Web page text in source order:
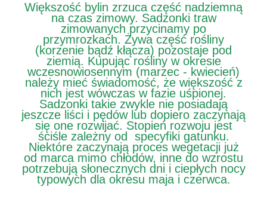
Większość bylin zrzuca część nadziemną
na czas zimowy. Sadzonki traw
zimowanych przycinamy po
przymrozkach. Żywa część rośliny
(korzenie bądź kłącza) pozostaje pod
ziemią. Kupując rośliny w okresie
wczesnowiosennym (marzec - kwiecień)
należy mieć świadomość, że większość z
nich jest wówczas w fazie uśpionej.
Sadzonki takie zwykle nie posiadają
jeszcze liści i pędów lub dopiero zaczynają
się one rozwijać. Stopień rozwoju jest
ściśle zależny od specyfiki gatunku.
Niektóre zaczynają proces wegetacji już
od marca mimo chłodów, inne do wzrostu
potrzebują słonecznych dni i ciepłych nocy
typowych dla okresu maja i czerwca.